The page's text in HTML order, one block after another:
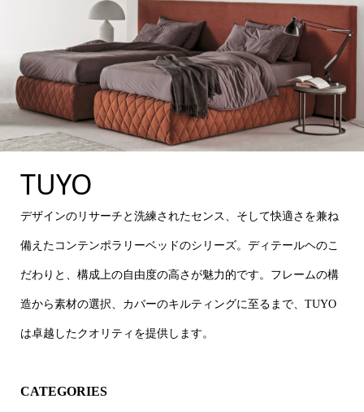
TUYO
デザインのリサーチと洗練されたセンス、そして快適さを兼ね
備えたコンテンポラリーベッドのシリーズ。ディテールヘのこ
だわりと、構成上の自由度の高さが魅力的です。フレームの構
造から素材の選択、カバーのキルティングに至るまで、TUYO
は卓越したクオリティを提供します。
CATEGORIES